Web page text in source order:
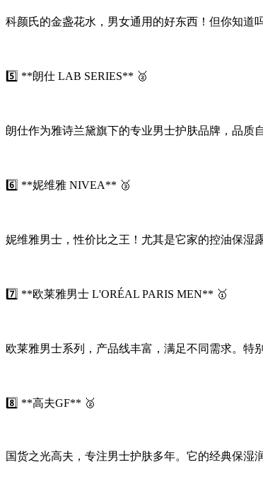
科颜氏的金盏花水，男女通用的好东西！但你知
5️⃣ **朗仕 LAB SERIES** 🥈
朗仕作为雅诗兰黛旗下的专业男士护肤品牌，品
6️⃣ **妮维雅 NIVEA** 🥉
妮维雅男士，性价比之王！尤其是它家的控油保湿
7️⃣ **欧莱雅男士 L'ORÉAL PARIS MEN** 🥇
欧莱雅男士系列，产品线丰富，满足不同需求。特
8️⃣ **高夫GF** 🥈
国货之光高夫，专注男士护肤多年。它的经典保湿